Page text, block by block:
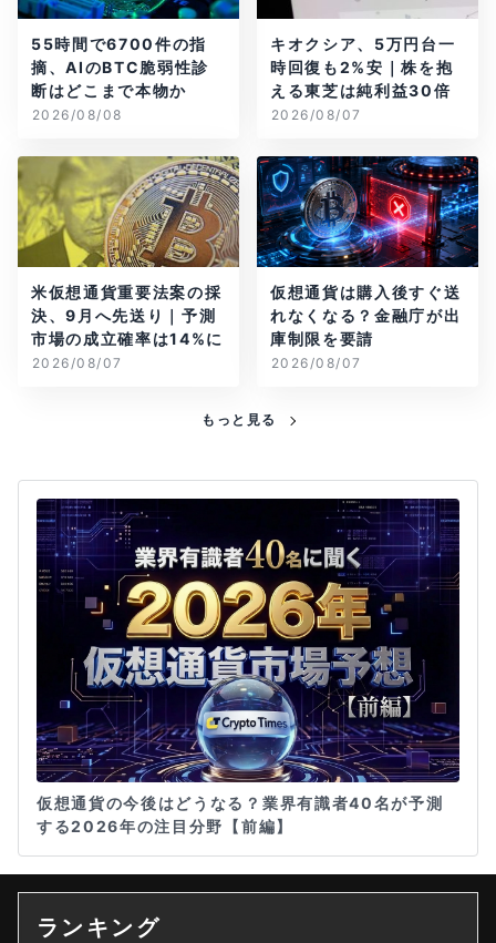
55時間で6700件の指
摘、AIのBTC脆弱性診
断はどこまで本物か
2026/08/08
キオクシア、5万円台一
時回復も2%安｜株を抱
える東芝は純利益30倍
2026/08/07
米仮想通貨重要法案の採
決、9月へ先送り｜予測
市場の成立確率は14%に
2026/08/07
仮想通貨は購入後すぐ送
れなくなる？金融庁が出
庫制限を要請
2026/08/07
もっと見る
仮想通貨の今後はどうなる？業界有識者40名が予測
する2026年の注目分野【前編】
ランキング